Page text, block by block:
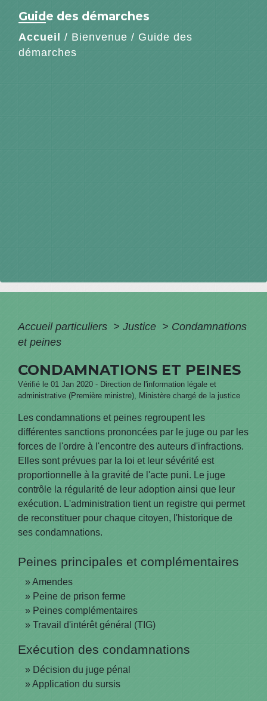
Guide des démarches
Accueil / Bienvenue / Guide des
démarches
Accueil particuliers > Justice > Condamnations
et peines
CONDAMNATIONS ET PEINES
Vérifié le 01 Jan 2020 - Direction de l'information légale et
administrative (Première ministre), Ministère chargé de la justice
Les condamnations et peines regroupent les
différentes sanctions prononcées par le juge ou par les
forces de l'ordre à l'encontre des auteurs d'infractions.
Elles sont prévues par la loi et leur sévérité est
proportionnelle à la gravité de l'acte puni. Le juge
contrôle la régularité de leur adoption ainsi que leur
exécution. L'administration tient un registre qui permet
de reconstituer pour chaque citoyen, l'historique de
ses condamnations.
Peines principales et complémentaires
Amendes
Peine de prison ferme
Peines complémentaires
Travail d'intérêt général (TIG)
Exécution des condamnations
Décision du juge pénal
Application du sursis